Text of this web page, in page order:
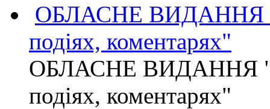
ОБЛАСНЕ ВИДАННЯ
подіях, коментарях"
ОБЛАСНЕ ВИДАННЯ
подіях, коментарях"